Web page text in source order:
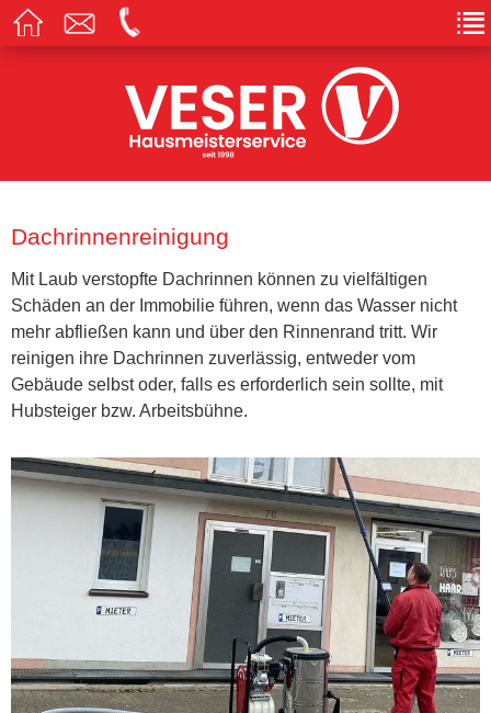
Dachrinnenreinigung
Mit Laub verstopfte Dachrinnen können zu vielfältigen
Schäden an der Immobilie führen, wenn das Wasser nicht
mehr abfließen kann und über den Rinnenrand tritt. Wir
reinigen ihre Dachrinnen zuverlässig, entweder vom
Gebäude selbst oder, falls es erforderlich sein sollte, mit
Hubsteiger bzw. Arbeitsbühne.